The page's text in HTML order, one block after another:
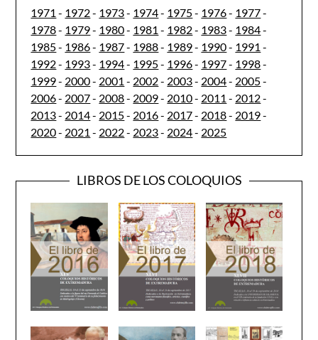
1971 - 1972- 1973- 1974- 1975- 1976- 1977-
1978- 1979- 1980- 1981 - 1982- 1983- 1984-
1985- 1986- 1987- 1988- 1989- 1990- 1991 -
1992- 1993- 1994- 1995- 1996- 1997- 1998-
1999- 2000- 2001 - 2002- 2003- 2004- 2005-
2006- 2007- 2008- 2009- 2010- 2011 - 2012-
2013- 2014- 2015- 2016- 2017- 2018- 2019-
2020- 2021 - 2022- 2023- 2024- 2025
LIBROS DE LOS COLOQUIOS